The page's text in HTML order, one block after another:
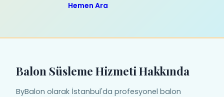
Hemen Ara
Balon Süsleme Hizmeti Hakkında
ByBalon olarak İstanbul'da profesyonel balon